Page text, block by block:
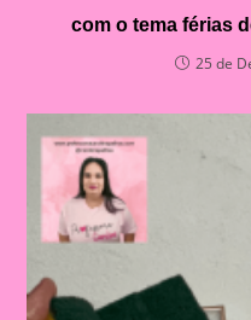
com o tema férias
25 de